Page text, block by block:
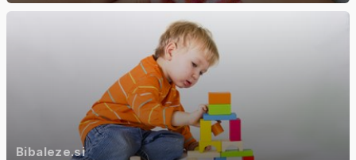
Bibaleze.si